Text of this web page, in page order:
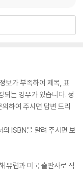
보가 부족하여 제목, 표
되는 경우가 있습니다. 정
하여 주시면 답변 드리
의 ISBN을 알려 주시면 보
유럽과 미국 출판사로 직